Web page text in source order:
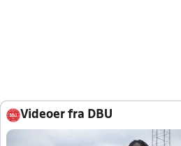
Videoer fra DBU